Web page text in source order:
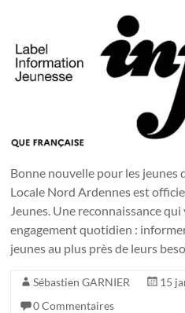
Bonne nouvelle pour les
Locale Nord Ardennes est
Jeunes. Une reconnaissance
engagement quotidien :
jeunes au plus près de leurs
Sébastien GARNIER 15
0 Commentaires